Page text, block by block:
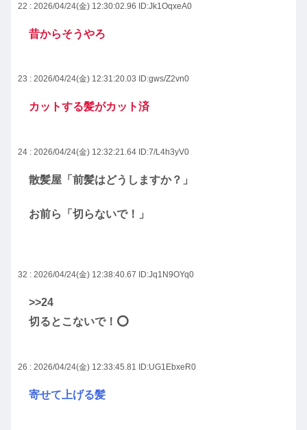
22 : 2026/04/24(金) 12:30:02.96 ID:Jk1OqxeA0
昔からそうやろ
23 : 2026/04/24(金) 12:31:20.03 ID:gws/Z2vn0
カットする髪がカット済
24 : 2026/04/24(金) 12:32:21.64 ID:7/L4h3yV0
散髪屋「前髪はどうしますか？」
お前ら「切らないで！」
32 : 2026/04/24(金) 12:38:40.67 ID:Jq1N9OYq0
>>24
切るとこないで！⭕
26 : 2026/04/24(金) 12:33:45.81 ID:UG1EbxeR0
寄せて上げる髪